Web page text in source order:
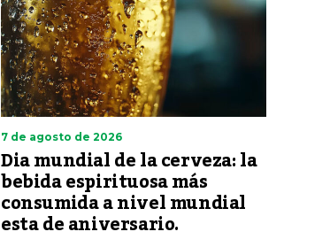
7 de agosto de 2026
Dia mundial de la cerveza: la
bebida espirituosa más
consumida a nivel mundial
esta de aniversario.